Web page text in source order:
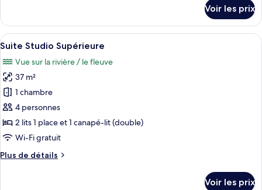
le
type
de
Suite
Studio
Supérieure
Voir les prix
Afficher
toutes
les
photos
pour
ce
type
de
chambre :
Suite
Une chambre d’hôtel moderne
1
Suite Studio Supérieure
Vue sur la rivière / le fleuve
37 m²
1 chambre
4 personnes
2 lits 1 place et 1 canapé-lit (double)
Wi-Fi gratuit
Plus de détails
Plus
Voir les prix